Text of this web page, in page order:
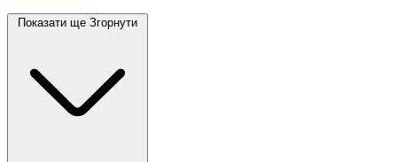
Показати ще Згорнути